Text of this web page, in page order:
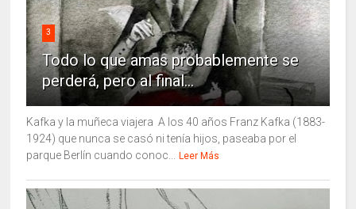
3
Todo lo que amas probablemente se
perderá, pero al final...
Kafka y la muñeca viajera A los 40 años Franz Kafka (1883-
1924) que nunca se casó ni tenía hijos, paseaba por el
parque Berlín cuando conoc...
Leer Más